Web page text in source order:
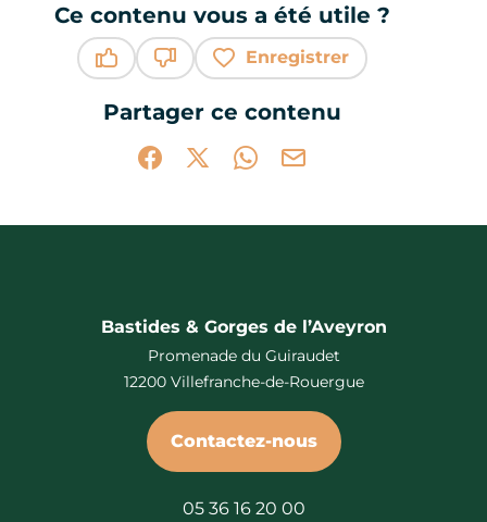
Ce contenu vous a été utile ?
Enregistrer
Partager ce contenu
Partager sur Facebook (nouvelle
Partager sur X / Twitter (nouvelle
Partager sur WhatsApp
Partager par mail
Bastides & Gorges de l’Aveyron
Promenade du Guiraudet
12200 Villefranche-de-Rouergue
Contactez-nous
05 36 16 20 00